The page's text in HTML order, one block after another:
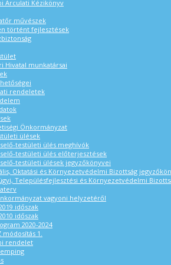
Arculati Kézikönyv
művészek
történt fejlesztések
Hivatal munkatársai
rendeletek
Önkormányzat
ülések
testületi ülés meghívók
testületi ülés előterjesztések
testületi ülések jegyzőkönyvei
Oktatási és Környezetvédelmi Bizottság
Településfejlesztési és Környezetvédelmi
vagyoni helyzetéről
időszak
időszak
2020-2024
módosítás 1.
rendelet